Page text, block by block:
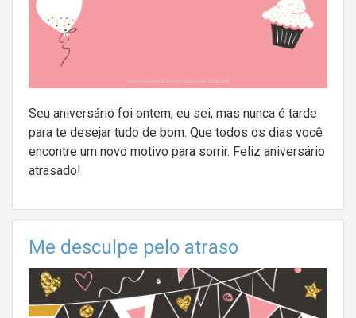
Seu aniversário foi ontem, eu sei, mas nunca é tarde
para te desejar tudo de bom. Que todos os dias você
encontre um novo motivo para sorrir. Feliz aniversário
atrasado!
Me desculpe pelo atraso